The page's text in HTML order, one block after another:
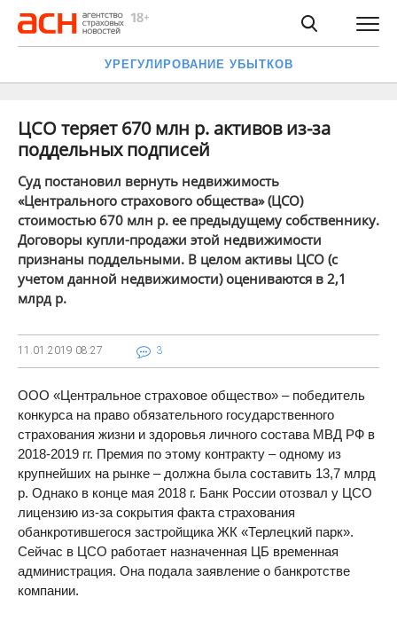
УРЕГУЛИРОВАНИЕ УБЫТКОВ
ЦСО теряет 670 млн р. активов из-за
поддельных подписей
Суд постановил вернуть недвижимость
«Центрального страхового общества» (ЦСО)
стоимостью 670 млн р. ее предыдущему собственнику.
Договоры купли-продажи этой недвижимости
признаны поддельными. В целом активы ЦСО (с
учетом данной недвижимости) оцениваются в 2,1
млрд р.
11.01.2019 08:27 3
ООО «Центральное страховое общество» – победитель
конкурса на право обязательного государственного
страхования жизни и здоровья личного состава МВД РФ в
2018-2019 гг. Премия по этому контракту – одному из
крупнейших на рынке – должна была составить 13,7 млрд
р. Однако в конце мая 2018 г. Банк России отозвал у ЦСО
лицензию из-за сокрытия факта страхования
обанкротившегося застройщика ЖК «Терлецкий парк».
Сейчас в ЦСО работает назначенная ЦБ временная
администрация. Она подала заявление о банкротстве
компании.